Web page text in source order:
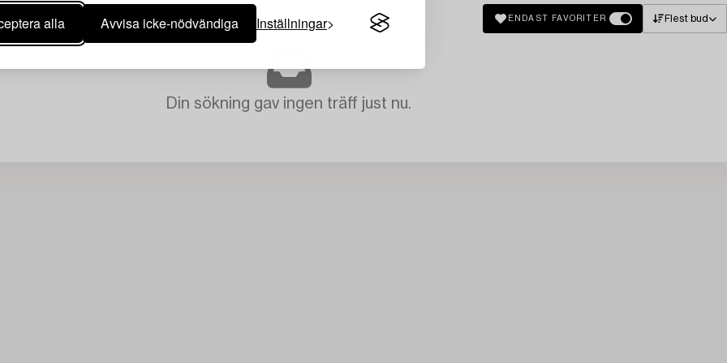
alla Avvisa icke-nödvändiga Inställningar ENDAST FAVORITER Flest bud
Din sökning gav ingen träff just nu.